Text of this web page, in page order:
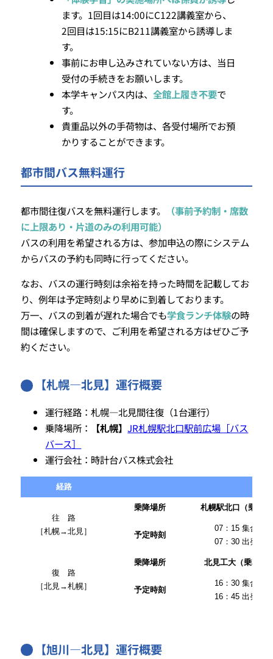
ます。1回目は14:00にC122講義室から、
2回目は15:15にB211講義室から誘導しま
す。
事前にお申し込みされていない方は、当日
受付の手続きをお願いします。
本学キャンパス内は、 全館上履き不要で
す。
貴重品以外の手荷物は、各受付場所でお預
かりすることができます。
都市間バス無料運行
都市間往復バスを無料運行します。
（事前予約制・席数
に上限あり・片道のみの利用可能）
バスの利用を希望される方は、参加申込の際にシステム
からバスの予約も同時に行ってください。
なお、バスの運行時刻は余裕を持った時間を記載してお
り、例年は予定時刻より早めに到着しております。
万一、バスの到着が遅れた場合でも学食ランチ体験の時
間は確保しますので、ご利用を希望される方はぜひご予
約ください。
【札幌―北見】運行概要
運行経路：札幌―北見間往復（1台運行）
乗降場所：
【札幌】JR札幌駅北口駅前広場［バス
バース］
運行会社：時計台バス株式会社
経路
往 路
［札幌→北見］
乗降場所 札幌駅北口（乗車）
予定時刻
07：15 集合
07：30 出発
復 路
［北見→札幌］
乗降場所 北見工大（乗車）
予定時刻
16：30 集合
16：45 出発
【旭川―北見】運行概要